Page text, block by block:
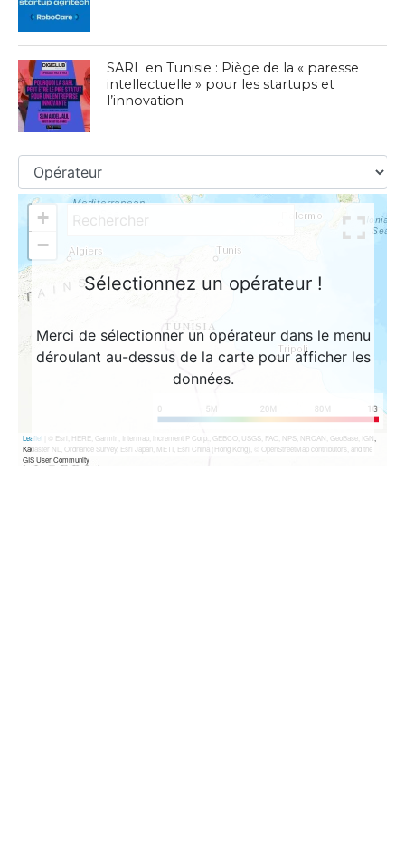
SARL en Tunisie : Piège de la « paresse
intellectuelle » pour les startups et
l’innovation